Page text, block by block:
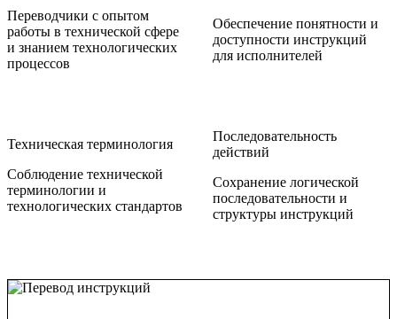
Переводчики с опытом
работы в технической сфере
и знанием технологических
процессов
Обеспечение понятности и
доступности инструкций
для исполнителей
Техническая терминология
Соблюдение технической
терминологии и
технологических стандартов
Последовательность
действий
Сохранение логической
последовательности и
структуры инструкций